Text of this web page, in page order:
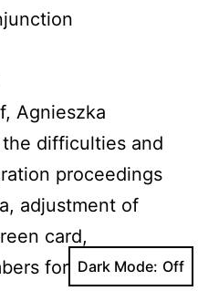
Agnieszka
difficulties and
proceedings
adjustment of
card,
for a green card
Dark Mode: